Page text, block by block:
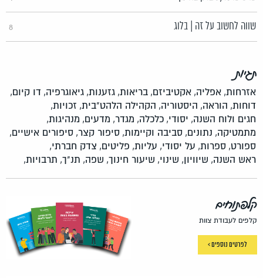
שווה לחשוב על זה | בלוג 8
תגיות
אזרחות, אפליה, אקטיביזם, בריאות, גזענות, גיאוגרפיה, דו קיום,
דוחות, הוראה, היסטוריה, הקהילה הלהט"בית, זכויות,
חגים ולוח השנה, יסודי, כלכלה, מגדר, מדעים, מנהיגות,
מתמטיקה, נתונים, סביבה וקיימות, סיפור קצר, סיפורים אישיים,
ספורט, ספרות, על יסודי, עליות, פליטים, צדק חברתי,
ראש השנה, שיוויון, שינוי, שיעור חינוך, שפה, תנ"ך, תרבויות,
קלפתוחים
קלפים לעבודת צוות
לפרטים נוספים >